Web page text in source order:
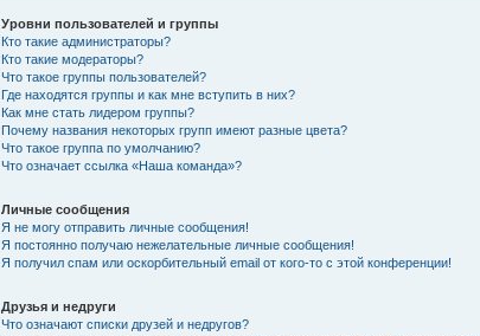
Уровни пользователей и группы
Кто такие администраторы?
Кто такие модераторы?
Что такое группы пользователей?
Где находятся группы и как мне вступить в них?
Как мне стать лидером группы?
Почему названия некоторых групп имеют разные цвета?
Что такое группа по умолчанию?
Что означает ссылка «Наша команда»?
Личные сообщения
Я не могу отправить личные сообщения!
Я постоянно получаю нежелательные личные сообщения!
Я получил спам или оскорбительный email от кого-то с этой конференции!
Друзья и недруги
Что означают списки друзей и недругов?